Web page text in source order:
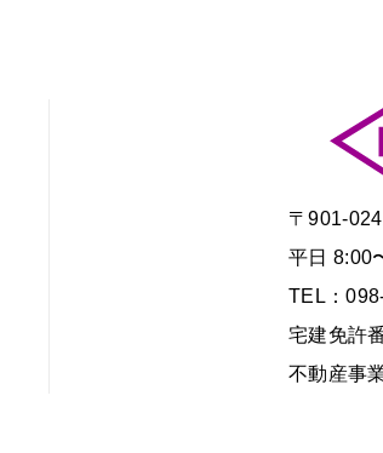
〒901-
平日 8:00
TEL：
宅建免許
不動産事